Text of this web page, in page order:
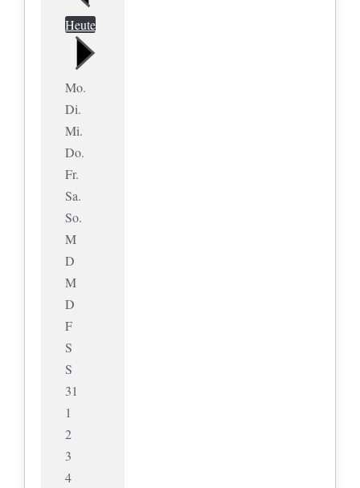
Heute
Mo.
Di.
Mi.
Do.
Fr.
Sa.
So.
M
D
M
D
F
S
S
31
1
2
3
4